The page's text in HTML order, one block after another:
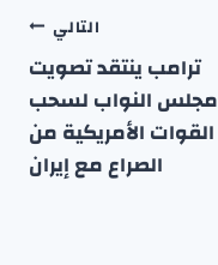
التالي
ترامب ينتقد تصويت
مجلس النواب لسحب
القوات الأمريكية من
الصراع مع إيران